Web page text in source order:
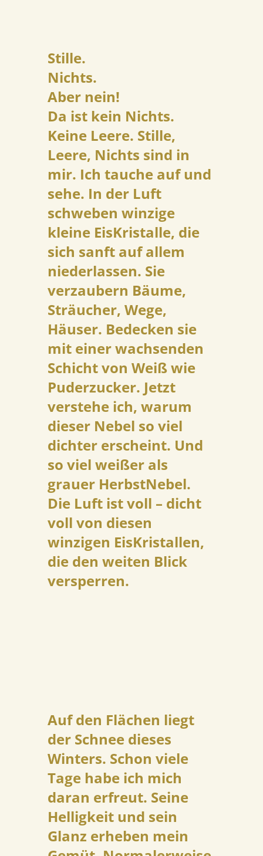
Stille.
Nichts.
Aber nein!
Da ist kein Nichts.
Keine Leere. Stille,
Leere, Nichts sind in
mir. Ich tauche auf und
sehe. In der Luft
schweben winzige
kleine EisKristalle, die
sich sanft auf allem
niederlassen. Sie
verzaubern Bäume,
Sträucher, Wege,
Häuser. Bedecken sie
mit einer wachsenden
Schicht von Weiß wie
Puderzucker. Jetzt
verstehe ich, warum
dieser Nebel so viel
dichter erscheint. Und
so viel weißer als
grauer HerbstNebel.
Die Luft ist voll – dicht
voll von diesen
winzigen EisKristallen,
die den weiten Blick
versperren.
Auf den Flächen liegt
der Schnee dieses
Winters. Schon viele
Tage habe ich mich
daran erfreut. Seine
Helligkeit und sein
Glanz erheben mein